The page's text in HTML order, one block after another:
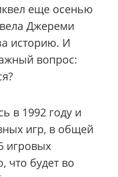
еще осенью
Джереми
историю. И
вопрос:
в 1992 году и
игр, в общей
игровых
что будет во